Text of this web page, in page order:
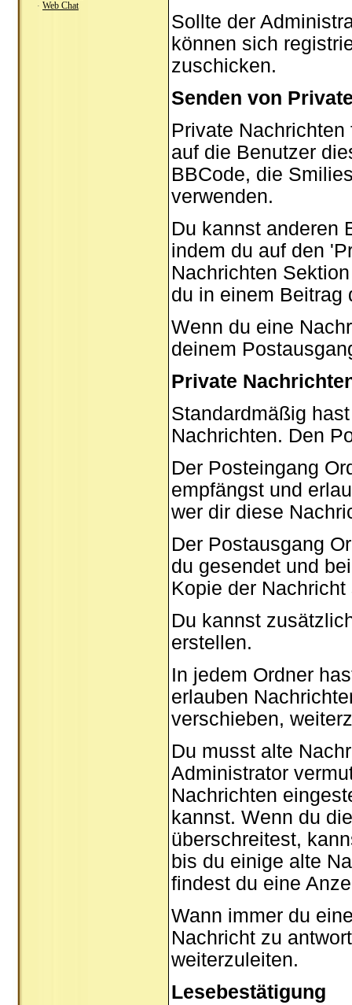
· Web Chat
Sollte der
können sich
zuschicken.
Senden von
Private
auf die Benutzer
BBCode, die
verwenden.
Du kannst anderen
indem du auf den '
Nachrichten
du in einem
Wenn du eine
deinem
Private
Standardmäßig
Nachrichten. Den
Der Posteingang
empfängst und
wer dir diese
Der Postausgang
du gesendet und
Kopie der
Du kannst
erstellen.
In jedem Ordner
erlauben
verschieben,
Du musst alte
Administrator
Nachrichten
kannst. Wenn du
überschreitest,
bis du einige alte
findest du eine
Wann immer du
Nachricht zu
weiterzuleiten.
Lesebestätigung